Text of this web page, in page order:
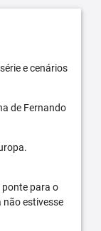
e cenários
de Fernando
ponte para o
não estivesse